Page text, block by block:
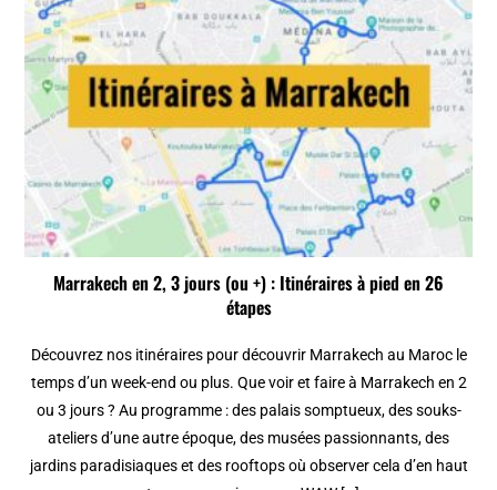
Marrakech en 2, 3 jours (ou +) : Itinéraires à pied en 26
étapes
Découvrez nos itinéraires pour découvrir Marrakech au Maroc le
temps d’un week-end ou plus. Que voir et faire à Marrakech en 2
ou 3 jours ? Au programme : des palais somptueux, des souks-
ateliers d’une autre époque, des musées passionnants, des
jardins paradisiaques et des rooftops où observer cela d’en haut